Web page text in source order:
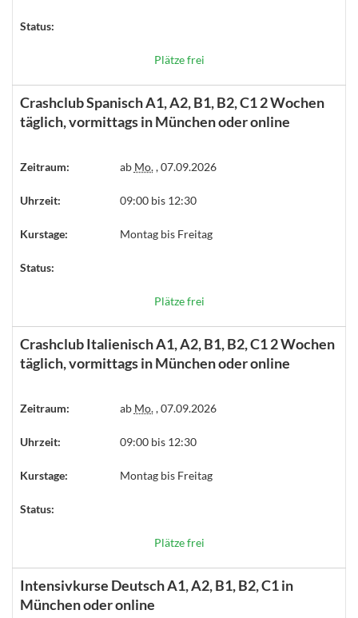
Status:
Plätze frei
Crashclub Spanisch A1, A2, B1, B2, C1 2 Wochen
täglich, vormittags in München oder online
Zeitraum: ab Mo., 07.09.2026
Uhrzeit: 09:00 bis 12:30
Kurstage: Montag bis Freitag
Status:
Plätze frei
Crashclub Italienisch A1, A2, B1, B2, C1 2 Wochen
täglich, vormittags in München oder online
Zeitraum: ab Mo., 07.09.2026
Uhrzeit: 09:00 bis 12:30
Kurstage: Montag bis Freitag
Status:
Plätze frei
Intensivkurse Deutsch A1, A2, B1, B2, C1 in
München oder online